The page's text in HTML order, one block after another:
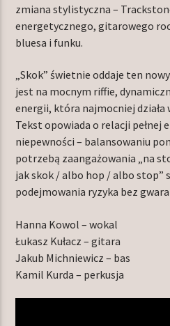
NASTĘPNIE W RAMÓWCE
LIGHT ORBIT
Radio Orbit
zmiana stylistyczna –
energetycznego, gitarowego
bluesa i funku.
„Skok” świetnie oddaje ten
jest na mocnym riffie,
energii, która najmocniej działa
Tekst opowiada o relacji pełnej
niepewności – balansowaniu
potrzebą zaangażowania „na
jak skok / albo hop / albo stop”
podejmowania ryzyka bez
Hanna Kowol – wokal
Łukasz Kułacz – gitara
Jakub Michniewicz – bas
Kamil Kurda – perkusja